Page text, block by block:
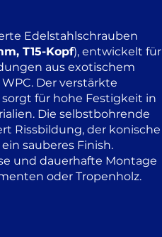
Edelstahlschrauben
T15-Kopf), entwickelt für
aus exotischem
Der verstärkte
für hohe Festigkeit in
Die selbstbohrende
Rissbildung, der konische
sauberes Finish.
und dauerhafte Montage
oder Tropenholz.